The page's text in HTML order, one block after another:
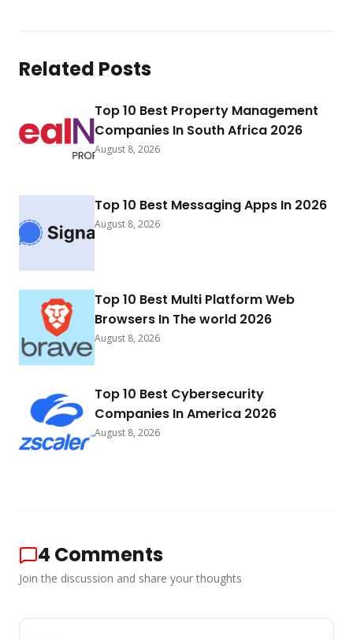
Related Posts
Top 10 Best Property Management
Companies In South Africa 2026
August 8, 2026
Top 10 Best Messaging Apps In 2026
August 8, 2026
Top 10 Best Multi Platform Web
Browsers In The world 2026
August 8, 2026
Top 10 Best Cybersecurity
Companies In America 2026
August 8, 2026
4 Comments
Join the discussion and share your thoughts